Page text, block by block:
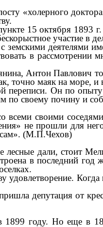
«холерного
15 октября 1893
участие в
деятелями
в рассмотрении
Антон Павлович
точно маяк на море,
Он по
по своему почину и
своими
не прошли для
сам». (М.П.Чехов)
дали, стоит
в последний
удовлетворение.
депутация от
1899 году. Но еще в